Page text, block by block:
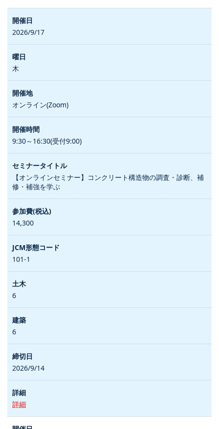
2026/9/17
木
オンライン(Zoom)
9:30～16:30(受付9:00)
【オンラインセミナー】コンクリート構造物の調査・診断、補
修・補強を学ぶ
14,300
101-1
6
6
2026/9/14
詳細